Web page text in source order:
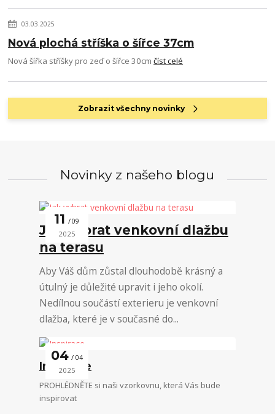
03.03.2025
Nová plochá stříška o šířce 37cm
Nová šířka stříšky pro zeď o šířce 30cmčíst celé
Zobrazit všechny novinky
Novinky z našeho blogu
11 09
2025
Jak vybrat venkovní dlažbu
na terasu
Aby Váš dům zůstal dlouhodobě krásný a
útulný je důležité upravit i jeho okolí.
Nedílnou součástí exterieru je venkovní
dlažba, které je v současné do...
04 04
2025
Inspirace
PROHLÉDNĚTE si naši vzorkovnu, která Vás bude
inspirovat